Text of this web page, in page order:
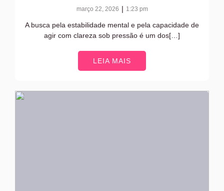
março 22, 2026 | 1:23 pm
A busca pela estabilidade mental e pela capacidade de
agir com clareza sob pressão é um dos[…]
LEIA MAIS